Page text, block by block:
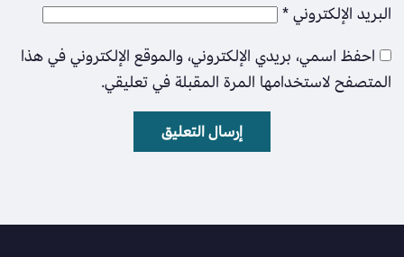
البريد الإلكتروني*
احفظ اسمي، بريدي الإلكتروني، والموقع الإلكتروني في هذا
المتصفح لاستخدامها المرة المقبلة في تعليقي.